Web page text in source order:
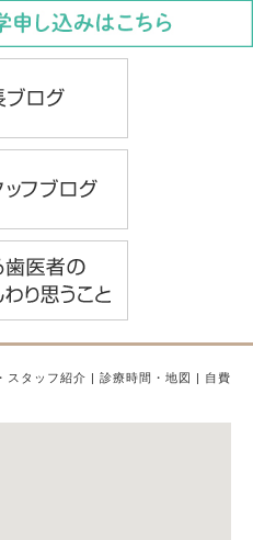
スタッフ紹介 診療時間・地図
自費